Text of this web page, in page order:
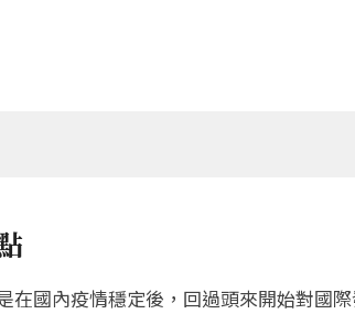
國內疫情穩定後，回過頭來開始對國